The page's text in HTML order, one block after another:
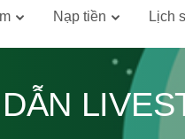
Nạp tiền Lịch